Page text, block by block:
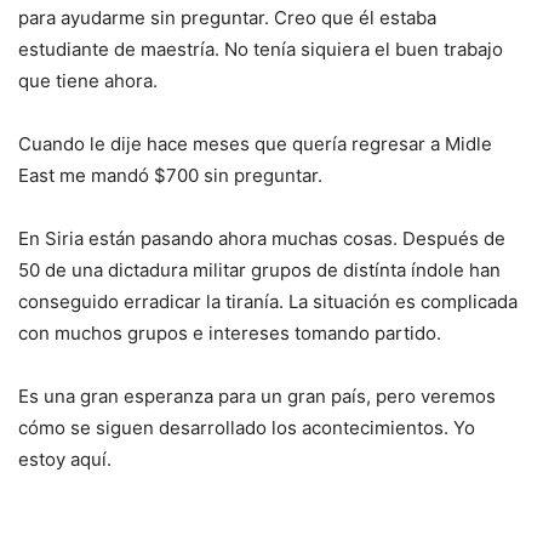
para ayudarme sin preguntar. Creo que él estaba
estudiante de maestría. No tenía siquiera el buen trabajo
que tiene ahora.
Cuando le dije hace meses que quería regresar a Midle
East me mandó $700 sin preguntar.
En Siria están pasando ahora muchas cosas. Después de
50 de una dictadura militar grupos de distínta índole han
conseguido erradicar la tiranía. La situación es complicada
con muchos grupos e intereses tomando partido.
Es una gran esperanza para un gran país, pero veremos
cómo se siguen desarrollado los acontecimientos. Yo
estoy aquí.